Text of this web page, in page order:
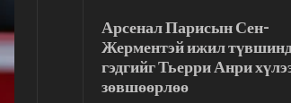
Арсенал Парисын Сен-
Жерментэй ижил
гэдгийг Тьерри Анри
зөвшөөрлөө